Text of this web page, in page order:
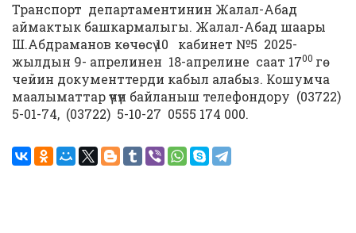
Транспорт департаментинин Жалал-Абад
аймактык башкармалыгы. Жалал-Абад шаары
Ш.Абдраманов көчөсү 10 кабинет №5 2025-
жылдын 9- апрелинен 18-апрелине саат 1700 гө
чейин документтерди кабыл алабыз. Кошумча
маалыматтар үчүн байланыш телефондору (03722)
5-01-74, (03722) 5-10-27 0555 174 000.